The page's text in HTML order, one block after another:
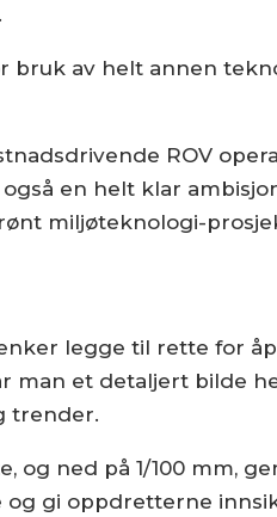
bruk av helt annen
ROV
en helt klar
miljøteknologi-
legge til rette for
et detaljert bilde
trender.
og ned på 1/100 mm,
gi oppdretterne